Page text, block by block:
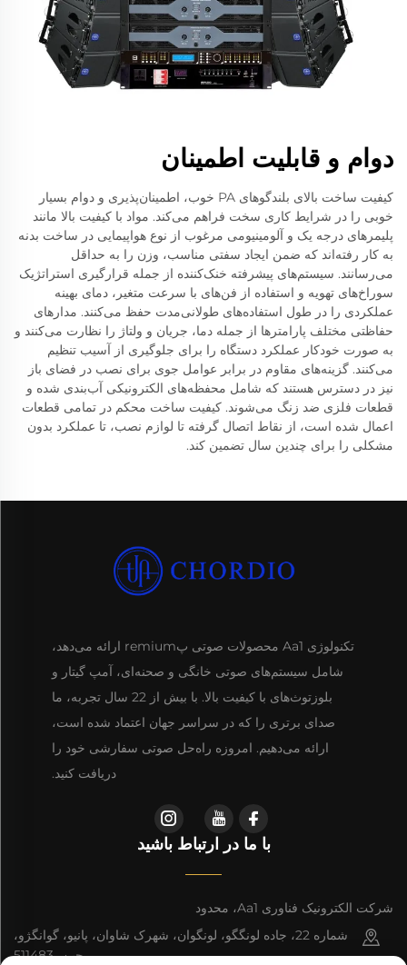
دوام و قابلیت اطمینان
کیفیت ساخت بالای بلندگوهای PA خوب، اطمینان‌پذیری و دوام بسیار
خوبی را در شرایط کاری سخت فراهم می‌کند. مواد با کیفیت بالا مانند
پلیمرهای درجه یک و آلومینیومی مرغوب از نوع هواپیمایی در ساخت بدنه
به کار رفته‌اند که ضمن ایجاد سفتی مناسب، وزن را به حداقل
می‌رسانند. سیستم‌های پیشرفته خنک‌کننده از جمله قرارگیری استراتژیک
سوراخ‌های تهویه و استفاده از فن‌های با سرعت متغیر، دمای بهینه
عملکردی را در طول استفاده‌های طولانی‌مدت حفظ می‌کنند. مدارهای
حفاظتی مختلف پارامترها از جمله دما، جریان و ولتاژ را نظارت می‌کنند و
به صورت خودکار عملکرد دستگاه را برای جلوگیری از آسیب تنظیم
می‌کنند. گزینه‌های مقاوم در برابر عوامل جوی برای نصب در فضای باز
نیز در دسترس هستند که شامل محفظه‌های الکترونیکی آب‌بندی شده و
قطعات فلزی ضد زنگ می‌شوند. کیفیت ساخت محکم در تمامی قطعات
اعمال شده است، از نقاط اتصال گرفته تا لوازم نصب، تا عملکرد بدون
مشکلی را برای چندین سال تضمین کند.
تکنولوژی Aa1 محصولات صوتی پremium ارائه می‌دهد،
شامل سیستم‌های صوتی خانگی و صحنه‌ای، آمپ گیتار و
بلوزتوث‌های با کیفیت بالا. با بیش از 22 سال تجربه، ما
صدای برتری را که در سراسر جهان اعتماد شده است،
ارائه می‌دهیم. امروزه راه‌حل صوتی سفارشی خود را
دریافت کنید.
با ما در ارتباط باشید
شرکت الکترونیک فناوری Aa1، محدود
شماره 22، جاده لونگگو، لونگوان، شهرک شاوان، پانیو، گوانگژو،
چین، 511483